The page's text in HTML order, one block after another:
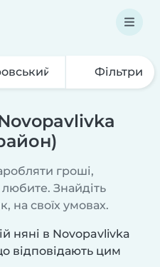
Фільтри
гроші,
Знайдіть
на своїх умовах.
няні в Novopavlivka
відповідають цим